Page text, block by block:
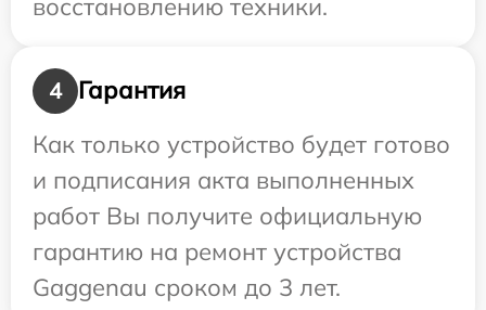
восстановлению техники.
4
Гарантия
Как только устройство будет готово
и подписания акта выполненных
работ Вы получите официальную
гарантию на ремонт устройства
Gaggenau сроком до 3 лет.